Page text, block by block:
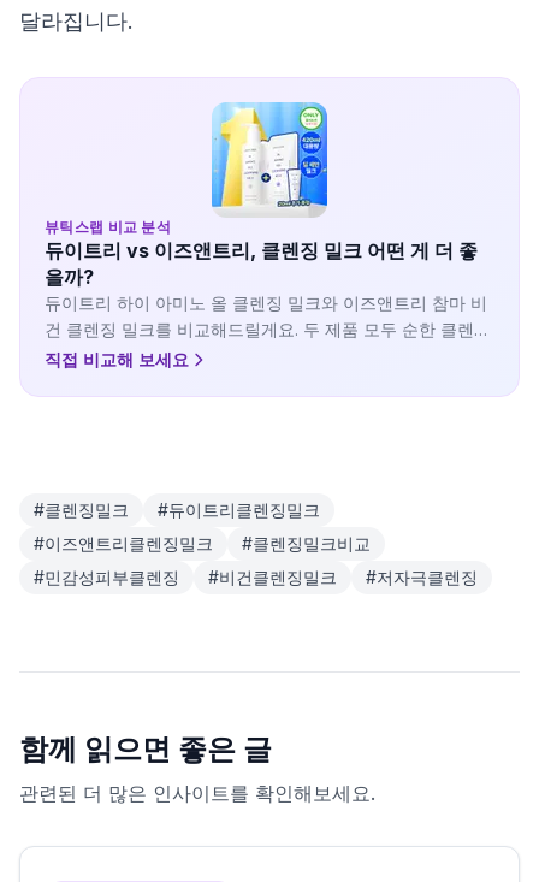
달라집니다.
뷰틱스랩 비교 분석
듀이트리 vs 이즈앤트리, 클렌징 밀크 어떤 게 더 좋
을까?
듀이트리 하이 아미노 올 클렌징 밀크와 이즈앤트리 참마 비
건 클렌징 밀크를 비교해드릴게요. 두 제품 모두 순한 클렌징
밀크 타입으로, 각각의 성분과 후기를 확인하고 피부에 맞는
직접 비교해 보세요
#클렌징밀크 #듀이트리클렌징밀크
#이즈앤트리클렌징밀크 #클렌징밀크비교
#민감성피부클렌징 #비건클렌징밀크 #저자극클렌징
함께 읽으면 좋은 글
관련된 더 많은 인사이트를 확인해보세요.